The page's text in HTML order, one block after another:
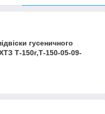
гусеничного
Т-150г,Т-150-05-09-